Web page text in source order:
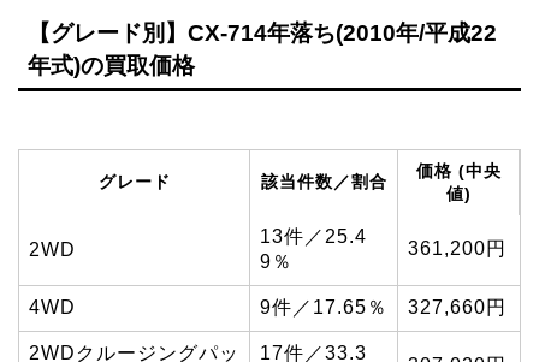
【グレード別】CX-714年落ち(2010年/平成22
年式)の買取価格
グレード 該当件数／割合
価格 (中央
値)
2WD
13件／25.4
9％
361,200円
4WD 9件／17.65％ 327,660円
2WDクルージングパッ
17件／33.3